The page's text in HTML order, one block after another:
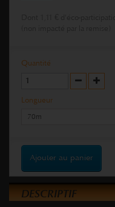
Quantité
Longueur
70m
Ajouter au panier
DESCRIPTIF